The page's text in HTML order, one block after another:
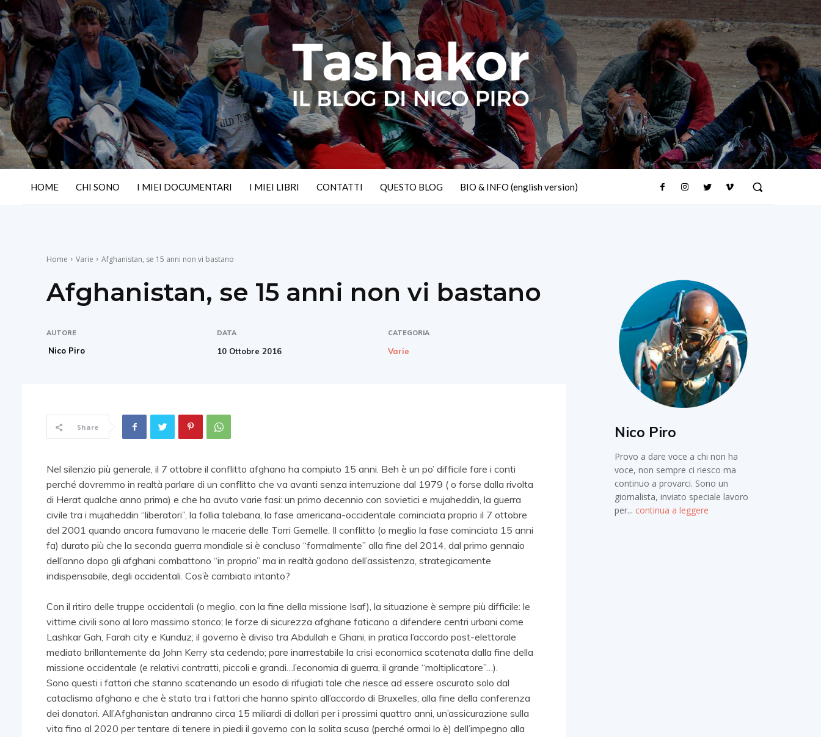
HOME CHI SONO I MIEI DOCUMENTARI I MIEI LIBRI CONTATTI QUESTO BLOG BIO & INFO (english version)
Home Varie Afghanistan, se 15 anni non vi bastano
Afghanistan, se 15 anni non vi bastano
AUTORE
Nico Piro
DATA
10 Ottobre 2016
CATEGORIA
Varie
Share
Nel silenzio più generale, il 7 ottobre il conflitto afghano ha compiuto 15 anni. Beh è un po’ difficile fare i conti
perché dovremmo in realtà parlare di un conflitto che va avanti senza interruzione dal 1979 ( o forse dalla rivolta
di Herat qualche anno prima) e che ha avuto varie fasi: un primo decennio con sovietici e mujaheddin, la guerra
civile tra i mujaheddin “liberatori”, la follia talebana, la fase americana-occidentale cominciata proprio il 7 ottobre
del 2001 quando ancora fumavano le macerie delle Torri Gemelle. Il conflitto (o meglio la fase cominciata 15 anni
fa) durato più che la seconda guerra mondiale si è concluso “formalmente” alla fine del 2014, dal primo gennaio
dell’anno dopo gli afghani combattono “in proprio” ma in realtà godono dell’assistenza, strategicamente
indispensabile, degli occidentali. Cos’è cambiato intanto?
Con il ritiro delle truppe occidentali (o meglio, con la fine della missione Isaf), la situazione è sempre più difficile: le
vittime civili sono al loro massimo storico; le forze di sicurezza afghane faticano a difendere centri urbani come
Lashkar Gah, Farah city e Kunduz; il governo è diviso tra Abdullah e Ghani, in pratica l’accordo post-elettorale
mediato brillantemente da John Kerry sta cedendo; pare inarrestabile la crisi economica scatenata dalla fine della
missione occidentale (e relativi contratti, piccoli e grandi…l’economia di guerra, il grande “moltiplicatore”…).
Sono questi i fattori che stanno scatenando un esodo di rifugiati tale che riesce ad essere oscurato solo dal
cataclisma afghano e che è stato tra i fattori che hanno spinto all’accordo di Bruxelles, alla fine della conferenza
dei donatori. All’Afghanistan andranno circa 15 miliardi di dollari per i prossimi quattro anni, un’assicurazione sulla
vita fino al 2020 per tentare di tenere in piedi il governo con la solita scusa (perché ormai lo è) dell’impegno alla
Nico Piro
Provo a dare voce a chi non ha
voce, non sempre ci riesco ma
continuo a provarci. Sono un
giornalista, inviato speciale lavoro
per... continua a leggere